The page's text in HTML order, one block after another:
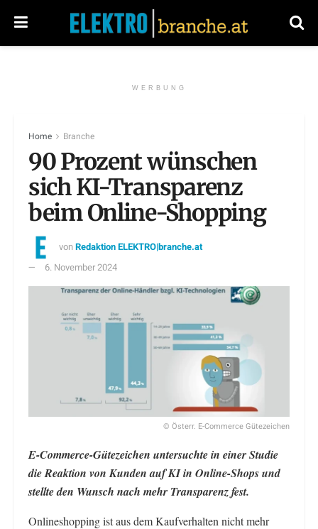
WERBUNG
Home Branche
90 Prozent wünschen
sich KI-Transparenz
beim Online-Shopping
vonRedaktion ELEKTRO|branche.at
6. November 2024
© Österr. E-Commerce Gütezeichen
E-Commerce-Gütezeichen untersuchte in einer Studie
die Reaktion von Kunden auf KI in Online-Shops und
stellte den Wunsch nach mehr Transparenz fest.
Onlineshopping ist aus dem Kaufverhalten nicht mehr